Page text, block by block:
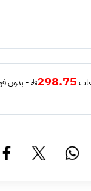
298.75
- بدون